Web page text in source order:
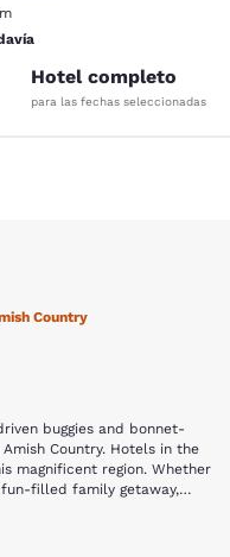
Hotel completo
para las fechas seleccionadas
Country
buggies and bonnet-
Country. Hotels in the
magnificent region. Whether
filled family getaway,
where you want to be.
in 1719, the Hans Herr
House in the country,